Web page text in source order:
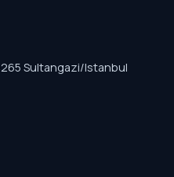
Sultangazi/Istanbul